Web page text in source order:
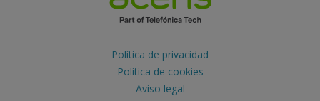
Política de privacidad
Política de cookies
Aviso legal